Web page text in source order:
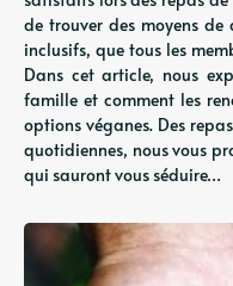
de trouver des moyens de
inclusifs, que tous les
Dans cet article, nous
famille et comment les
options véganes. Des
quotidiennes, nous vous
qui sauront vous séduire…